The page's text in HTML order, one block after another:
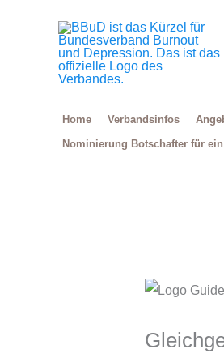
Home Verbandsinfos
Nominierung Botschafter für